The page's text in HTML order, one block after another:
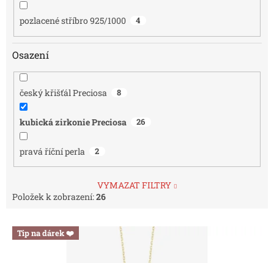
pozlacené stříbro 925/1000 4
Osazení
český křišťál Preciosa 8
kubická zirkonie Preciosa 26
pravá říční perla 2
VYMAZAT FILTRY
Položek k zobrazení:26
V
ý Tip na dárek ❤️